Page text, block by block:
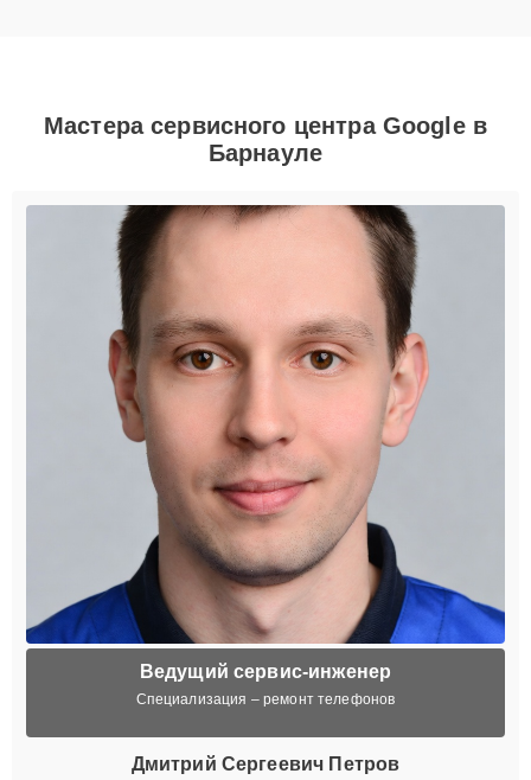
Мастера сервисного центра Google в
Барнауле
Ведущий сервис-инженер
Специализация – ремонт телефонов
Дмитрий Сергеевич Петров